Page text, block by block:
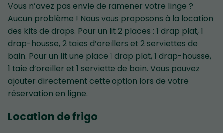
Vous n’avez pas envie de ramener votre linge ?
Aucun problème ! Nous vous proposons à la location
des kits de draps. Pour un lit 2 places : 1 drap plat, 1
drap-housse, 2 taies d’oreillers et 2 serviettes de
bain. Pour un lit une place 1 drap plat, 1 drap-housse,
1 taie d’oreiller et 1 serviette de bain. Vous pouvez
ajouter directement cette option lors de votre
réservation en ligne.
Location de frigo